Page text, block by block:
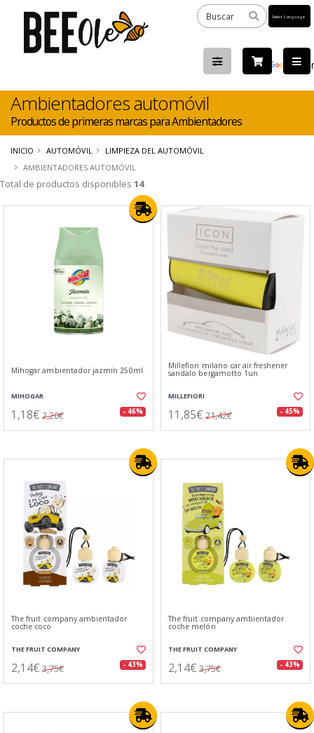
by
Ambientadores automóvil
Productos de primeras marcas para Ambientadores
INICIO AUTOMÓVIL
LIMPIEZA DEL AUTOMÓVIL
AMBIENTADORES AUTOMÓVIL
Total de productos disponibles 14
Mihogar ambientador jazmín 250ml
MIHOGAR
1,18€ 2,20€ - 46%
Millefiori milano car air freshener
sandalo bergamotto 1un
MILLEFIORI
11,85€ 21,42€ - 45%
The fruit company ambientador
coche coco
THE FRUIT COMPANY
2,14€ 3,75€ - 43%
The fruit company ambientador
coche melón
THE FRUIT COMPANY
2,14€ 3,75€ - 43%